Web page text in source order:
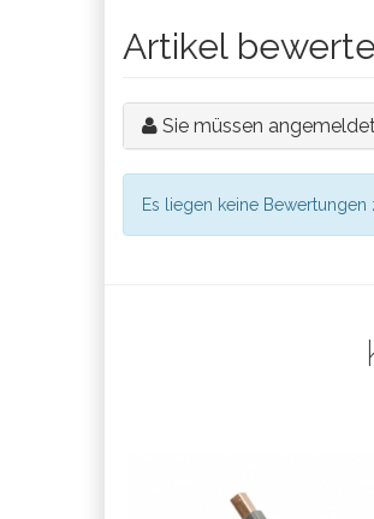
Artikel
Sie müssen
Es liegen keine